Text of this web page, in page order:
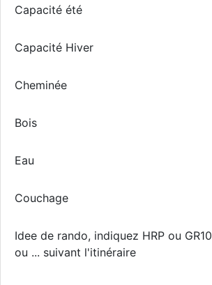
Capacité été
Capacité Hiver
Cheminée
Bois
Eau
Couchage
Idee de rando, indiquez HRP ou GR10
ou ... suivant l'itinéraire